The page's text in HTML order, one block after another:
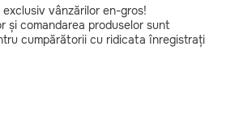
vânzărilor en-gros!
și comandarea produselor sunt
cumpărătorii cu ridicata înregistrați